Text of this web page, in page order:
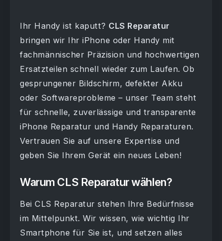
Ihr Handy ist kaputt? CLS Reparatur
bringen wir Ihr iPhone oder Handy mit
fachmännischer Präzision und hochwertigen
Ersatzteilen schnell wieder zum Laufen. Ob
gesprungener Bildschirm, defekter Akku
oder Softwareprobleme – unser Team steht
für schnelle, zuverlässige und transparente
iPhone Reparatur und Handy Reparaturen.
Vertrauen Sie auf unsere Expertise und
geben Sie Ihrem Gerät ein neues Leben!
Warum CLS Reparatur wählen?
Bei CLS Reparatur stehen Ihre Bedürfnisse
im Mittelpunkt. Wir wissen, wie wichtig Ihr
Smartphone für Sie ist, und setzen alles